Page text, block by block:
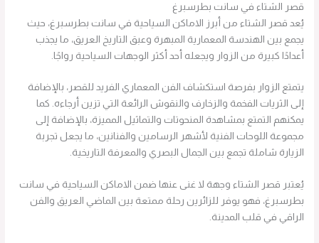
قصر الشتاء في سانت بطرسبرغ
يُعد قصر الشتاء من أبرز الاماكن السياحية في سانت بطرسبرغ، حيث
يجمع بين الهندسة المعمارية المبهرة وعبق التاريخ العريق، ما يجذب
أعدادًا كبيرة من الزوار ويجعله أحد أكثر الوجهات السياحية رواجًا.
يتمتع الزوار بفرصة استكشاف الفن المعماري الفريد للقصر، بالإضافة
إلى الثريات الفخمة والزخارف والنقوش الرائعة التي تزين أرجاءه. كما
يمكنهم التمتع بمشاهدة المنحوتات والتماثيل المميزة، بالإضافة إلى
مجموعة اللوحات الفنية لأشهر الرسامين والفنانين، ما يجعل تجربة
الزيارة شاملة تجمع بين الجمال البصري والمعرفة التاريخية.
يُعتبر قصر الشتاء وجهة لا غنى عنها ضمن الاماكن السياحية في سانت
بطرسبرغ، فهو يوفر للزائرين رحلة ممتعة بين الماضي العريق والفن
الراقي في قلب المدينة.